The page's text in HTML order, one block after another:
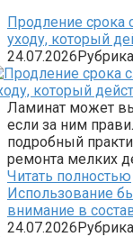
Продление срока
уходу, который
24.07.2026
Ламинат может
если за ним
подробный
ремонта мелких
Читать полностью
Использование
внимание в
24.07.2026